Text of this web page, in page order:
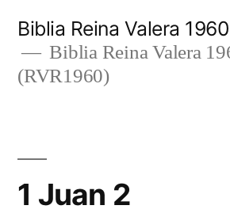
content
Biblia Reina Valera
Biblia Reina Valera
(RVR1960)
1 Juan 2